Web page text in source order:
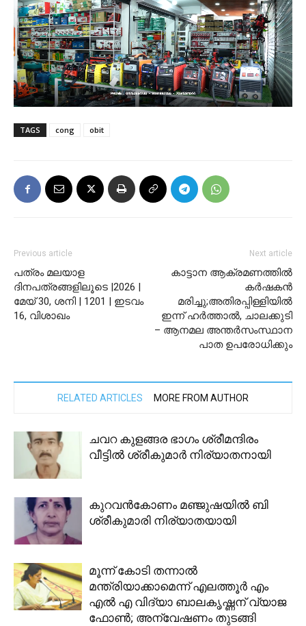
TAGS cong obit
Previous article
പത്രം മലയാള
ദിനപത്രങ്ങളിലൂടെ |2026 |
മേയ് 30, ശനി | 1201 | ഇടവം
16, വിശാഖം
Next article
കാട്ടാന ആക്രമണത്തിൽ
കർഷകൻ
മരിച്ചു;അതിരപ്പിള്ളിയിൽ
ഇന്ന് ഹർത്താൽ, ചാലക്കുടി
– ആനമല അന്തർസംസ്ഥാന
പാത ഉപരോധിക്കും
RELATED ARTICLES MORE FROM AUTHOR
ചവറ കുളങ്ങര ഭാഗം ശ്രീമന്ദിരം
വീട്ടിൽ ശ്രീകുമാർ നിര്യാതനായി
കുറവൻകോണം മഞ്ജുഷയിൽ ബി
ശ്രീകുമാരി നിര്യാതയായി
മൂന്ന് കോടി തന്നാൽ
മന്ത്രിയാക്കാമെന്ന് എലത്തൂർ എം
എൽ എ വിദ്യാ ബാലകൃഷ്ണന് വ്യാജ
ഫോൺ; അന്വേഷണം തുടങ്ങി